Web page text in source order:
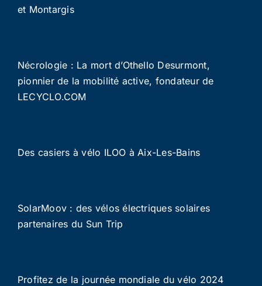
et Montargis
Nécrologie : La mort d’Othello Desurmont,
pionnier de la mobilité active, fondateur de
LECYCLO.COM
Des casiers à vélo ILOO à Aix-Les-Bains
SolarMoov : des vélos électriques solaires
partenaires du Sun Trip
Profitez de la journée mondiale du vélo 2024